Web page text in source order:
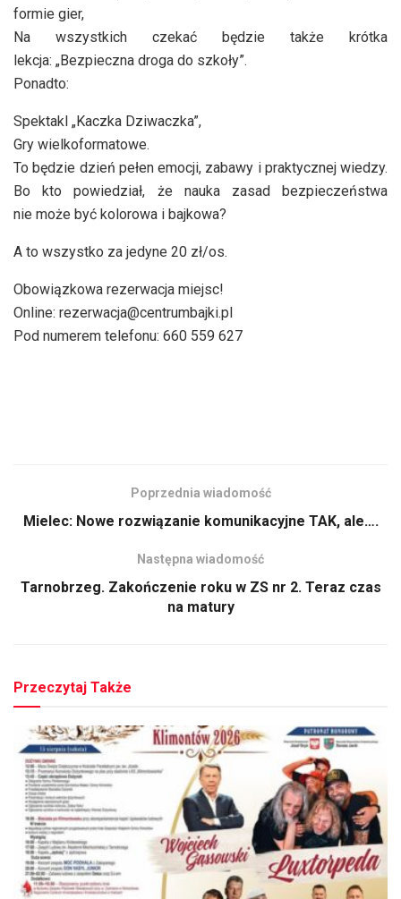
formie gier,
Na wszystkich czekać będzie także krótka
lekcja: „Bezpieczna droga do szkoły”.
Ponadto:
Spektakl „Kaczka Dziwaczka”,
Gry wielkoformatowe.
To będzie dzień pełen emocji, zabawy i praktycznej wiedzy.
Bo kto powiedział, że nauka zasad bezpieczeństwa
nie może być kolorowa i bajkowa?
A to wszystko za jedyne 20 zł/os.
Obowiązkowa rezerwacja miejsc!
Online: rezerwacja@centrumbajki.pl
Pod numerem telefonu: 660 559 627
Poprzednia wiadomość
Mielec: Nowe rozwiązanie komunikacyjne TAK, ale….
Następna wiadomość
Tarnobrzeg. Zakończenie roku w ZS nr 2. Teraz czas
na matury
Przeczytaj Także